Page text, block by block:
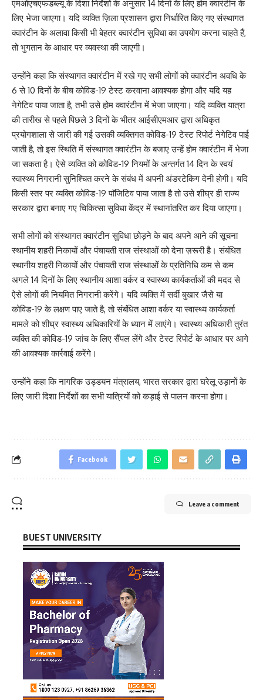
एमओएचएफडब्ल्यू के दिशा निर्देशों के अनुसार 14 दिनों के लिए होम क्वारंटीन के
लिए भेजा जाएगा। यदि व्यक्ति ज़िला प्रशासन द्वारा निर्धारित किए गए संस्थागत
क्वारंटीन के अलावा किसी भी बेहतर क्वारंटीन सुविधा का उपयोग करना चाहते हैं,
तो भुगतान के आधार पर व्यवस्था की जाएगी।
उन्होंने कहा कि संस्थागत क्वारंटीन में रखे गए सभी लोगों को क्वारंटीन अवधि के
6 से 10 दिनों के बीच कोविड-19 टेस्ट करवाना आवश्यक होगा और यदि यह
नेगेटिव पाया जाता है, तभी उसे होम क्वारंटीन में भेजा जाएगा। यदि व्यक्ति यात्रा
की तारीख से पहले पिछले 3 दिनों के भीतर आईसीएमआर द्वारा अधिकृत
प्रयोगशाला से जारी की गई उसकी व्यक्तिगत कोविड-19 टेस्ट रिपोर्ट नेगेटिव पाई
जाती है, तो इस स्थिति में संस्थागत क्वारंटीन के बजाए उन्हें होम क्वारंटीन में भेजा
जा सकता है। ऐसे व्यक्ति को कोविड-19 नियमों के अन्तर्गत 14 दिन के स्वयं
स्वास्थ्य निगरानी सुनिश्चित करने के संबंध में अपनी अंडरटेकिग देनी होगी। यदि
किसी स्तर पर व्यक्ति कोविड-19 पाॅजिटिव पाया जाता है तो उसे शीघ्र ही राज्य
सरकार द्वारा बनाए गए चिकित्सा सुविधा केंद्र में स्थानांतरित कर दिया जाएगा।
सभी लोगों को संस्थागत क्वारंटीन सुविधा छोड़ने के बाद अपने आने की सूचना
स्थानीय शहरी निकायों और पंचायती राज संस्थाओं को देना ज़रूरी है। संबंधित
स्थानीय शहरी निकायों और पंचायती राज संस्थाओं के प्रतिनिधि कम से कम
अगले 14 दिनों के लिए स्थानीय आशा वर्कर व स्वास्थ्य कार्यकर्ताओं की मदद से
ऐसे लोगों की नियमित निगरानी करेंगे। यदि व्यक्ति में सर्दी बुखार जैसे या
कोविड-19 के लक्षण पाए जाते है, तो संबंधित आशा वर्कर या स्वास्थ्य कार्यकर्ता
मामले को शीघ्र स्वास्थ्य अधिकारियों के ध्यान में लाएंगे। स्वास्थ्य अधिकारी तुरंत
व्यक्ति की कोविड-19 जांच के लिए सैंपल लेंगे और टेस्ट रिपोर्ट के आधार पर आगे
की आवश्यक कार्रवाई करेंगे।
उन्होंने कहा कि नागरिक उड्डयन मंत्रालय, भारत सरकार द्वारा घरेलू उड़ानों के
लिए जारी दिशा निर्देशों का सभी यात्रियों को कड़ाई से पालन करना होगा।
Facebook
Leave a comment
BUEST UNIVERSITY